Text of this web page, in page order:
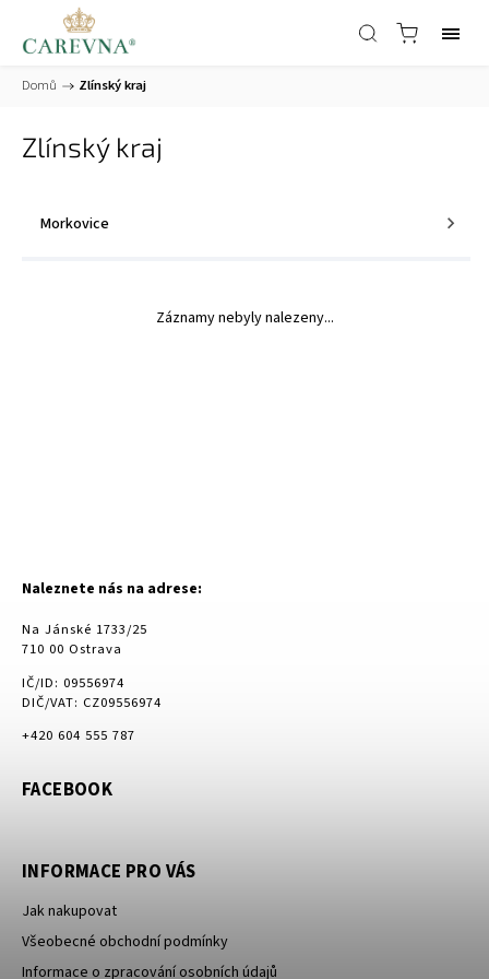
Domů / Zlínský kraj
Zlínský kraj
Morkovice
Záznamy nebyly nalezeny...
Naleznete nás na adrese:
Na Jánské 1733/25
710 00 Ostrava
IČ/ID: 09556974
DIČ/VAT: CZ09556974
+420 604 555 787
FACEBOOK
INFORMACE PRO VÁS
Jak nakupovat
Všeobecné obchodní podmínky
Informace o zpracování osobních údajů